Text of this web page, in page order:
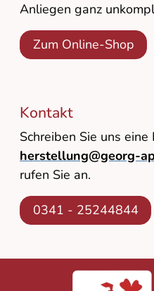
Anliegen ganz
Zum Online-Shop
Kontakt
Schreiben Sie uns eine
herstellung@georg-
rufen Sie an.
0341 - 25244844